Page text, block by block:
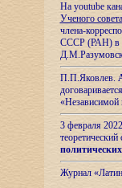
На youtube
Ученого
члена-
СССР (РАН) в
П.П.Яковлев.
«Независимой
3 февраля
теоретический
Журнал